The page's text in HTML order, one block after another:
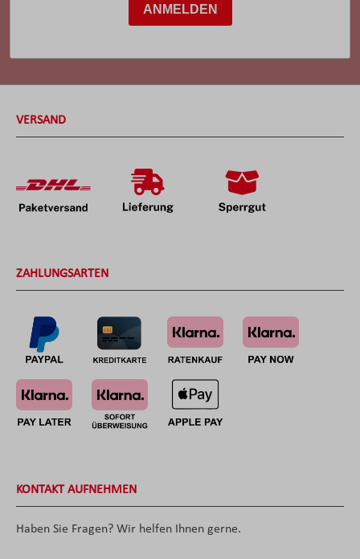
ANMELDEN
VERSAND
ZAHLUNGSARTEN
KONTAKT AUFNEHMEN
Haben Sie Fragen? Wir helfen Ihnen gerne.